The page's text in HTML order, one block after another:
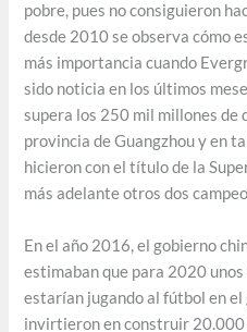
pobre, pues no consiguieron
desde 2010 se observa cómo
más importancia cuando
sido noticia en los últimos
supera los 250 mil millones de
provincia de Guangzhou y en
hicieron con el título de la
más adelante otros dos
En el año 2016, el gobierno
estimaban que para 2020
estarían jugando al fútbol en
invirtieron en construir